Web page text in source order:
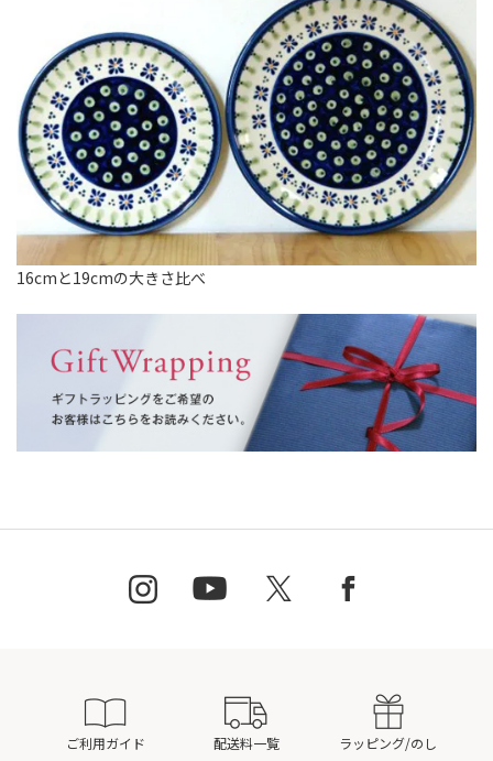
16cmと19cmの大きさ比べ
ご利用ガイド 配送料一覧 ラッピング/のし